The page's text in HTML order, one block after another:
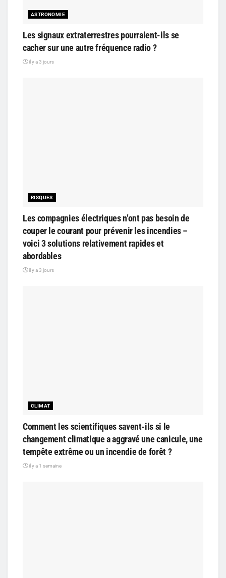
ASTRONOMIE
Les signaux extraterrestres pourraient-ils se
cacher sur une autre fréquence radio ?
il y a 3 jours
RISQUES
Les compagnies électriques n’ont pas besoin de
couper le courant pour prévenir les incendies –
voici 3 solutions relativement rapides et
abordables
il y a 3 jours
CLIMAT
Comment les scientifiques savent-ils si le
changement climatique a aggravé une canicule, une
tempête extrême ou un incendie de forêt ?
il y a 1 semaine